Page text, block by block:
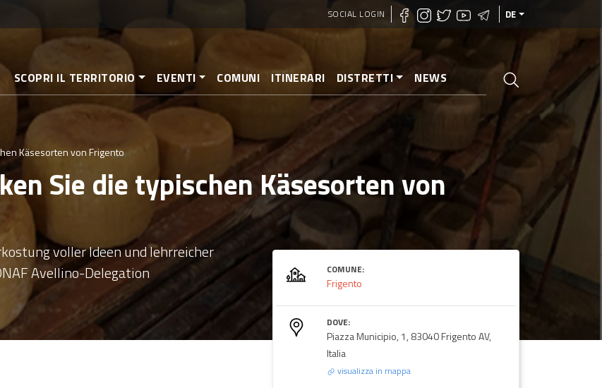
zum
SOCIAL LOGIN DE
SCOPRI IL TERRITORIO EVENTI COMUNI ITINERARI DISTRETTI NEWS
Käsesorten von Frigento
Sie die typischen Käsesorten von
voller Ideen und lehrreicher
Avellino-Delegation
COMUNE:
Frigento
DOVE:
Piazza Municipio, 1, 83040 Frigento AV,
Italia
visualizza in mappa